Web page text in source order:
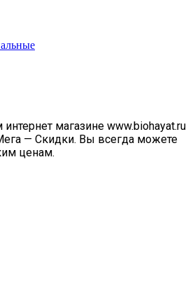
магазине www.biohayat.ru
— Скидки. Вы всегда можете
ценам.